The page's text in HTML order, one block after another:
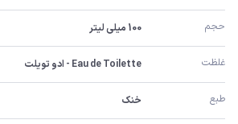
حجم 100 میلی لیتر
غلظت Eau de Toilette - ادو تویلت
طبع خنک